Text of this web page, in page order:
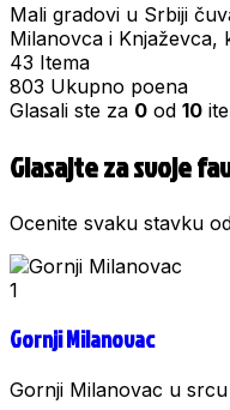
Mali gradovi u Srbiji
Milanovca i Knjaževca,
43 Itema
803 Ukupno poena
Glasali ste za 0 od 10
Glasajte za svoje
Ocenite svaku stavku
1
Gornji Milanovac
Gornji Milanovac u srcu